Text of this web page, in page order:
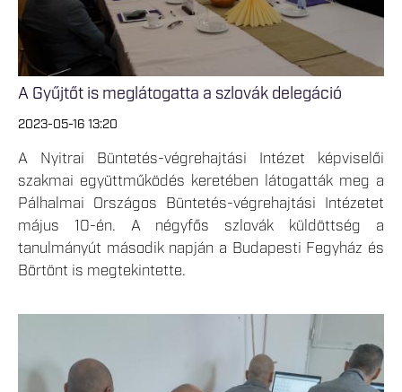
A Gyűjtőt is meglátogatta a szlovák delegáció
2023-05-16 13:20
A Nyitrai Büntetés-végrehajtási Intézet képviselői
szakmai együttműködés keretében látogatták meg a
Pálhalmai Országos Büntetés-végrehajtási Intézetet
május 10-én. A négyfős szlovák küldöttség a
tanulmányút második napján a Budapesti Fegyház és
Börtönt is megtekintette.